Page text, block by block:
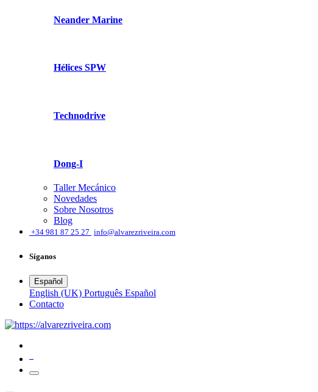
Neander Marine
Hélices SPW
Technodrive
Dong-I
Taller Mecánico
Novedades
Sobre Nosotros
Blog
+34 981 87 25 27 info@alvarezriveira.com
Síganos
Español
English (UK) Português Español
​Contacto